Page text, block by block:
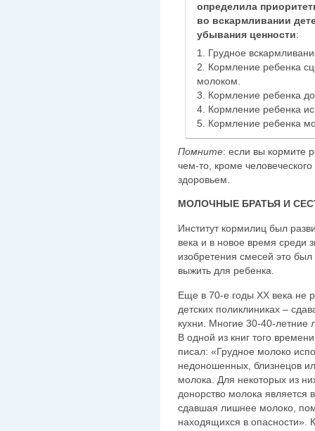
определила
во вскармливании
убывания ценности:
1. Грудное
2. Кормление ребенка
молоком.
3. Кормление ребенка
4. Кормление ребенка
5. Кормление ребенка
Помните: если вы кормите
чем-то, кроме
здоровьем.
МОЛОЧНЫЕ БРАТЬЯ И
Институт кормилиц был
века и в новое время среди
изобретения смесей это
выжить для ребенка.
Еще в 70-е годы ХХ века не
детских поликлиниках –
кухни. Многие 30-40-
В одной из книг того
писал: «Грудное молоко
недоношенных, близнецов
молока. Для некоторых из
донорство молока
сдавшая лишнее молоко,
находящихся в опасности».